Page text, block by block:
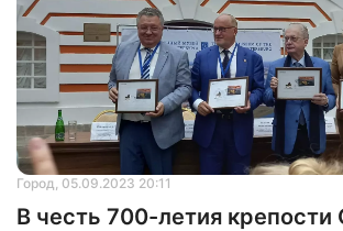
обратилась жительница
Город, 05.09.2023 20:11
В честь 700-летия